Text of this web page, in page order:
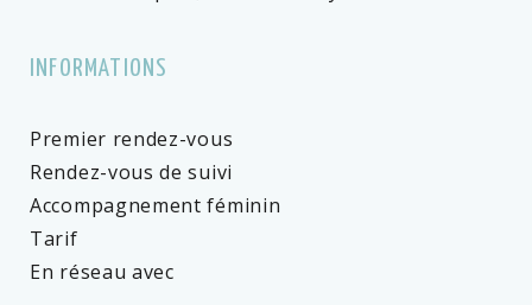
INFORMATIONS
Premier rendez-vous
Rendez-vous de suivi
Accompagnement féminin
Tarif
En réseau avec